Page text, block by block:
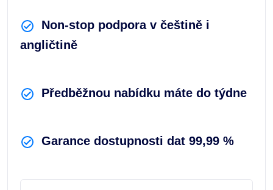
Non-stop podpora v češtině i
angličtině
Předběžnou nabídku máte do týdne
Garance dostupnosti dat 99,99 %